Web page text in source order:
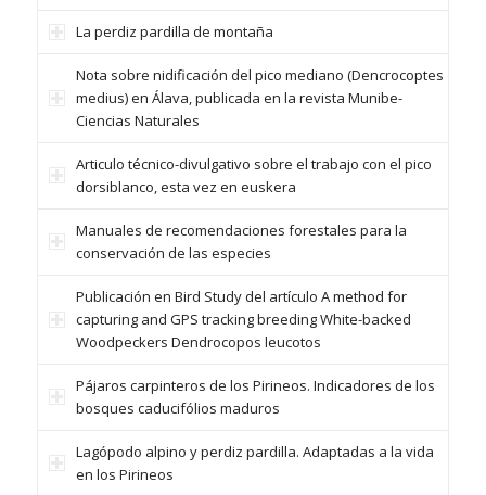
La perdiz pardilla de montaña
Nota sobre nidificación del pico mediano (Dencrocoptes
medius) en Álava, publicada en la revista Munibe-
Ciencias Naturales
Articulo técnico-divulgativo sobre el trabajo con el pico
dorsiblanco, esta vez en euskera
Manuales de recomendaciones forestales para la
conservación de las especies
Publicación en Bird Study del artículo A method for
capturing and GPS tracking breeding White-backed
Woodpeckers Dendrocopos leucotos
Pájaros carpinteros de los Pirineos. Indicadores de los
bosques caducifólios maduros
Lagópodo alpino y perdiz pardilla. Adaptadas a la vida
en los Pirineos